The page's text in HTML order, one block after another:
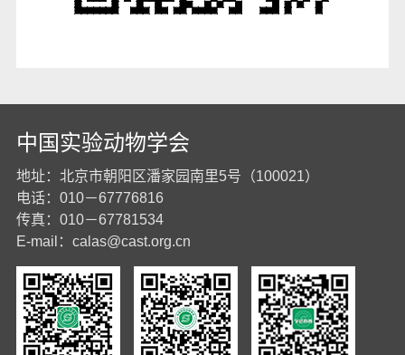
中国实验动物学会
地址：北京市朝阳区潘家园南里5号（100021）
电话：010－67776816
传真：010－67781534
E-mail： calas@cast.org.cn